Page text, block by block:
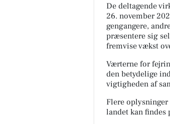
De deltagende
26. november
gengangere,
præsentere sig
fremvise vækst
Værterne for
den betydelige
vigtigheden af
Flere
landet kan findes